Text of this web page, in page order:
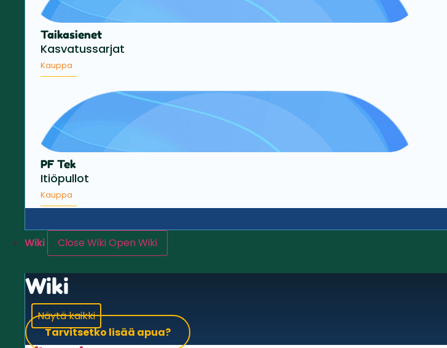
Taikasienet
Kasvatussarjat
Kauppa
PF Tek
Itiöpullot
Kauppa
Wiki Close WikiOpen Wiki
Wiki
Näytä kaikki
Tarvitsetko lisää apua?